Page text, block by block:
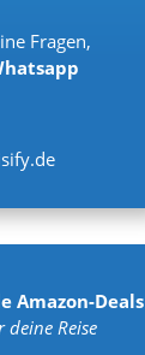
Fragen,
Amazon-Deals
deine Reise